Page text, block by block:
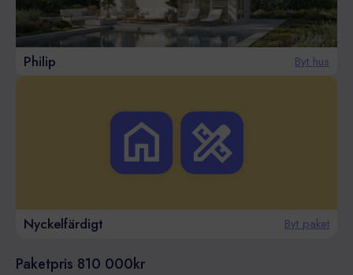
Philip Byt hus
Nyckelfärdigt Byt paket
Paketpris 810 000kr